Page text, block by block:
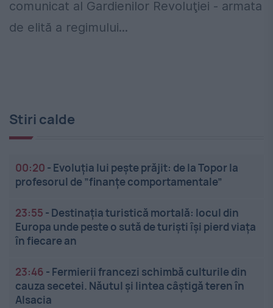
comunicat al Gardienilor Revoluţiei - armata
de elită a regimului...
Stiri calde
00:20 - Evoluția lui pește prăjit: de la Topor la
profesorul de ”finanțe comportamentale”
23:55 - Destinația turistică mortală: locul din
Europa unde peste o sută de turiști își pierd viața
în fiecare an
23:46 - Fermierii francezi schimbă culturile din
cauza secetei. Năutul și lintea câștigă teren în
Alsacia